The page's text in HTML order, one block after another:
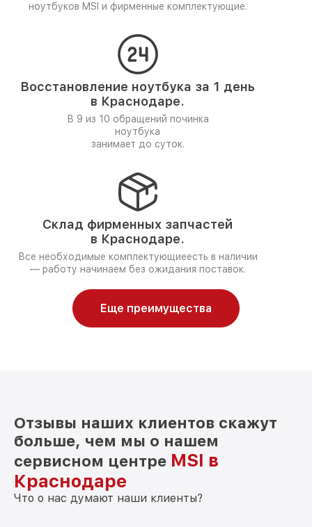
ноутбуков MSI и фирменные комплектующие.
Восстановление ноутбука за 1 день
в Краснодаре.
В 9 из 10 обращений починка
ноутбука
занимает до суток.
Склад фирменных запчастей
в Краснодаре.
Все необходимые комплектующиеесть в наличии
— работу начинаем без ожидания поставок.
Еще преимущества
Отзывы наших клиентов скажут
больше, чем мы о нашем
сервисном центре MSI в
Краснодаре
Что о нас думают наши клиенты?